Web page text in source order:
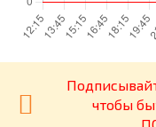
чтобы